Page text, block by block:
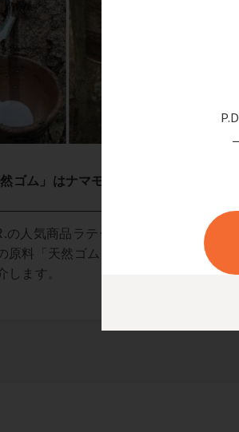
然ゴム」はナマモノでした!
の人気商品ラテックスグロ
原料「天然ゴム」の農園を
します。
滅菌
ーカ
一